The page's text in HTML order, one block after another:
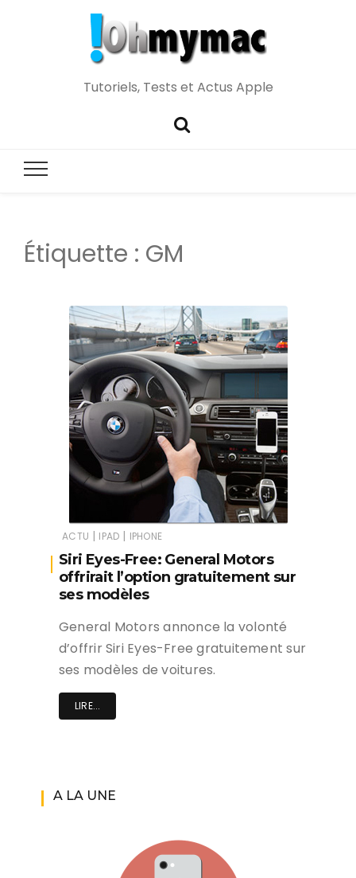
Tutoriels, Tests et Actus Apple
Étiquette : GM
ACTU | IPAD | IPHONE
Siri Eyes-Free: General Motors
offrirait l’option gratuitement sur
ses modèles
General Motors annonce la volonté
d’offrir Siri Eyes-Free gratuitement sur
ses modèles de voitures.
LIRE...
A LA UNE